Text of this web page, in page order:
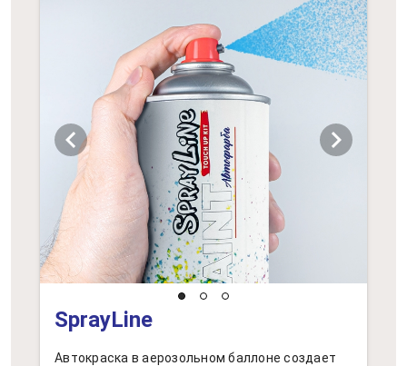
chevron_left chevron_right
SprayLine
Автокраска в аерозольном баллоне создает